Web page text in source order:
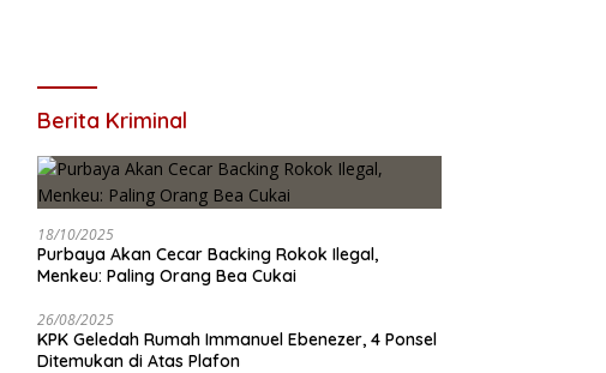
Berita Kriminal
18/10/2025
Purbaya Akan Cecar Backing Rokok Ilegal,
Menkeu: Paling Orang Bea Cukai
26/08/2025
KPK Geledah Rumah Immanuel Ebenezer, 4 Ponsel
Ditemukan di Atas Plafon